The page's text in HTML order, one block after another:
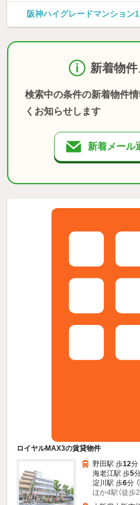
阪神ハイグレードマンション
新着物
検索中の条件の新着物件
くお知らせします
新着メール
ロイヤルMAX3の賃貸物件
野田駅 歩12分
海老江駅 歩5
淀川駅 歩6分
ほか4駅（徒歩